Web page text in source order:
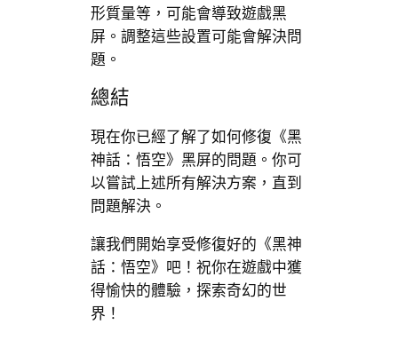
形質量等，可能會導致遊戲黑
屏。調整這些設置可能會解決問
題。
總結
現在你已經了解了如何修復《黑
神話：悟空》黑屏的問題。你可
以嘗試上述所有解決方案，直到
問題解決。
讓我們開始享受修復好的《黑神
話：悟空》吧！祝你在遊戲中獲
得愉快的體驗，探索奇幻的世
界！